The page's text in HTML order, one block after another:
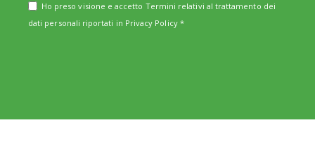
Ho preso visione e accetto Termini relativi al trattamento dei
dati personali riportati in Privacy Policy*